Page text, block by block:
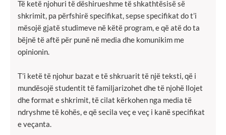
Të ketë njohuri të dëshirueshme të shkathtësisë së
shkrimit, pa përfshirë specifikat, sepse specifikat do t’i
mësojë gjatë studimeve në këtë program, e që atë do ta
bëjnë të aftë për punë në media dhe komunikim me
opinionin.
T’i ketë të njohur bazat e të shkruarit të një teksti, që i
mundësojë studentit të familjarizohet dhe të njohë llojet
dhe format e shkrimit, të cilat kërkohen nga media të
ndryshme të kohës, e që secila veç e veç i kanë specifikat
e veçanta.